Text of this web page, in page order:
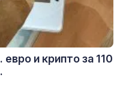
и крипто за 110